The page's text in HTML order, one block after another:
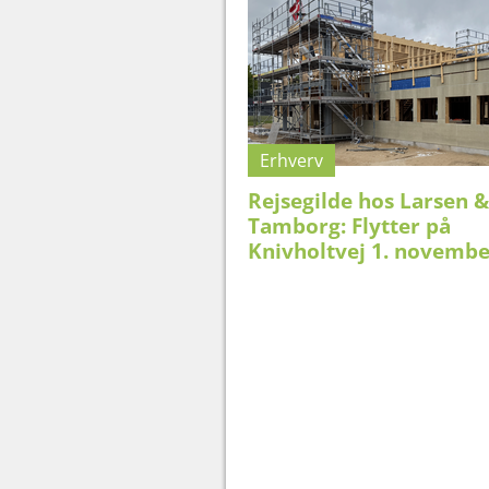
Erhverv
Rejsegilde hos Larsen &
Tamborg: Flytter på
Knivholtvej 1.